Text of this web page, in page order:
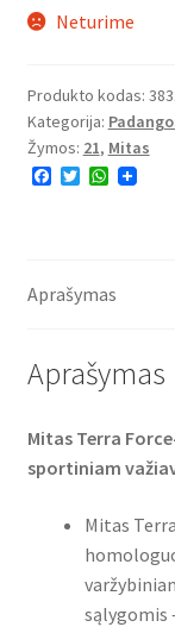
Neturime
Produkto kodas:
Kategorija:
Žymos: 21, Mitas
F
o
T
r
W
p
Aprašymas
Aprašymas
Mitas Terra
sportiniam
Mitas
sąlygomis